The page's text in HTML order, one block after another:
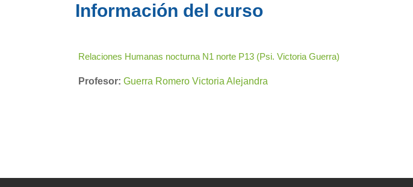
Información del curso
Relaciones Humanas nocturna N1 norte P13 (Psi. Victoria Guerra)
Profesor: Guerra Romero Victoria Alejandra